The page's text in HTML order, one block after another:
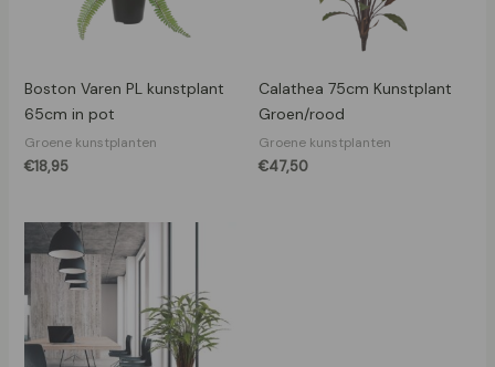
Boston Varen PL kunstplant
65cm in pot
Groene kunstplanten
€18,95
Calathea 75cm Kunstplant
Groen/rood
Groene kunstplanten
€47,50